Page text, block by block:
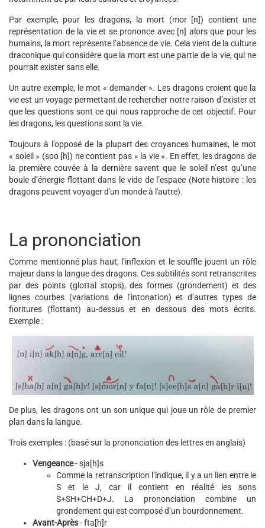
Par exemple, pour les dragons, la mort (mor [n]) contient une
représentation de la vie et se prononce avec [n] alors que pour les
humains, la mort représente l’absence de vie. Cela vient de la culture
draconique qui considère que la mort est une partie de la vie, qui ne
pourrait exister sans elle.
Un autre exemple, le mot « demander ». Les dragons croient que la
vie est un voyage permettant de rechercher notre raison d’exister et
que les questions sont ce qui nous rapproche de cet objectif. Pour
les dragons, les questions sont la vie.
Toujours à l’opposé de la plupart des croyances humaines, le mot
« soleil » (soo [h]) ne contient pas « la vie ». En effet, les dragons de
la première couvée à la dernière savent que le soleil n’est qu’une
boule d’énergie flottant dans le vide de l’espace (Note histoire : les
dragons peuvent voyager d'un monde à l'autre).
La prononciation
Comme mentionné plus haut, l’inflexion et le souffle jouent un rôle
majeur dans la langue des dragons. Ces subtilités sont retranscrites
par des points (glottal stops), des formes (grondement) et des
lignes courbes (variations de l’intonation) et d’autres types de
fioritures (flottant) au-dessus et en dessous des mots écrits.
Exemple :
De plus, les dragons ont un son unique qui joue un rôle de premier
plan dans la langue.
Trois exemples : (basé sur la prononciation des lettres en anglais)
Vengeance- sja[h]s
Comme la retranscription l’indique, il y a un lien entre le
S et le J, car il contient en réalité les sons
S+SH+CH+D+J. La prononciation combine un
grondement qui est composé d’un bourdonnement.
Avant-Après- fta[h]r